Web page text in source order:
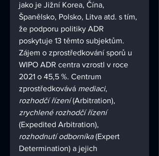
jako je Jižní Korea, Čína,
Španělsko, Polsko, Litva atd. s tím,
že podporu politiky ADR
poskytuje 13 těmto subjektům.
Zájem o zprostředkování sporů u
WIPO ADR centra vzrostl v roce
2021 o 45,5 %. Centrum
zprostředkovává mediaci,
rozhodčí řízení (Arbitration),
zrychlené rozhodčí řízení
(Expedited Arbitration),
rozhodnutí odborníka (Expert
Determination) a jejich